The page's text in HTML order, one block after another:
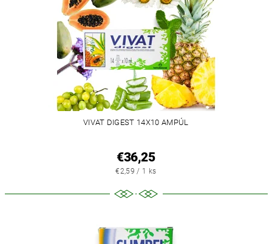
VIVAT DIGEST 14X10 AMPÚL
€36,25
€2,59 / 1 ks